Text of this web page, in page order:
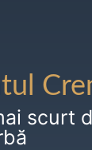
scurt